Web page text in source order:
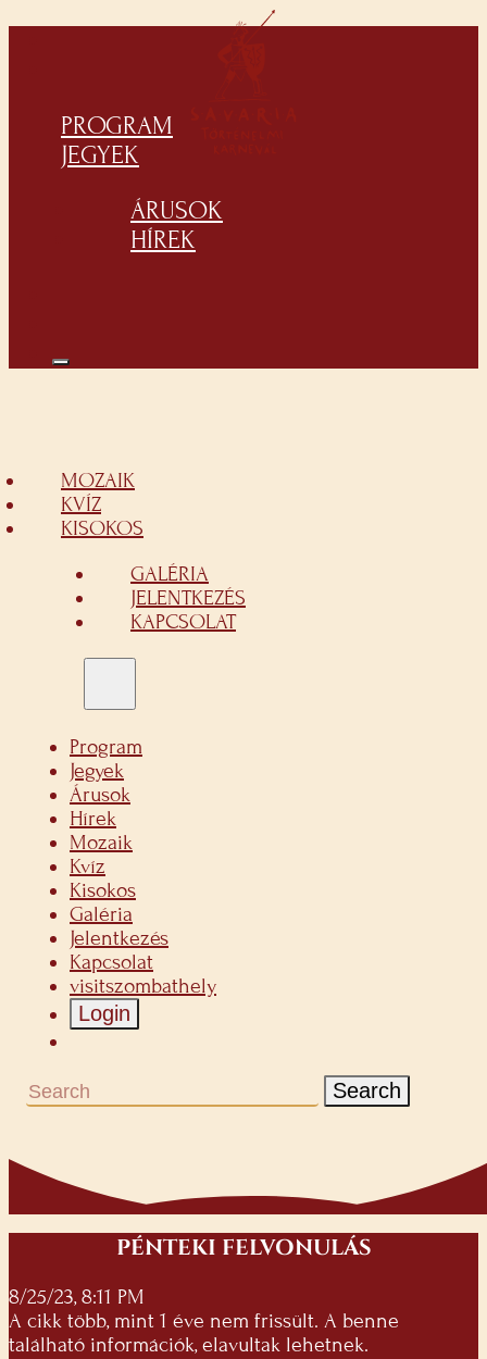
PROGRAM
JEGYEK
ÁRUSOK
HÍREK
MOZAIK
KVÍZ
KISOKOS
GALÉRIA
JELENTKEZÉS
KAPCSOLAT
Program
Jegyek
Árusok
Hírek
Mozaik
Kvíz
Kisokos
Galéria
Jelentkezés
Kapcsolat
visitszombathely
Login
Search
PÉNTEKI FELVONULÁS
8/25/23, 8:11 PM
A cikk több, mint 1 éve nem frissült. A benne
található információk, elavultak lehetnek.